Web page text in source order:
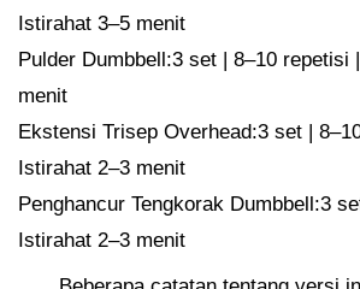
Istirahat 3–5 menit
Pulder Dumbbell:3 set | 8–10 repetisi
menit
Ekstensi Trisep Overhead:3 set |
Istirahat 2–3 menit
Penghancur Tengkorak Dumbbell:3
Istirahat 2–3 menit